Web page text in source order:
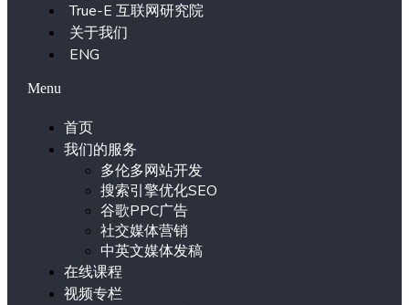
True-E 互联网研究院
关于我们
ENG
Menu
首页
我们的服务
多伦多网站开发
搜索引擎优化SEO
谷歌PPC广告
社交媒体营销
中英文媒体发稿
在线课程
视频专栏